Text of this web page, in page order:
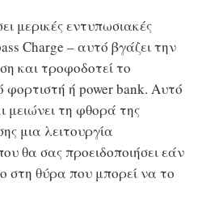
μερικές εντυπωσιακές
Charge – αυτό βγάζει την
και τροφοδοτεί το
ή power bank. Αυτό
μειώνει τη φθορά της
μια λειτουργία
θα σας προειδοποιήσει εάν
στη θύρα που μπορεί να το